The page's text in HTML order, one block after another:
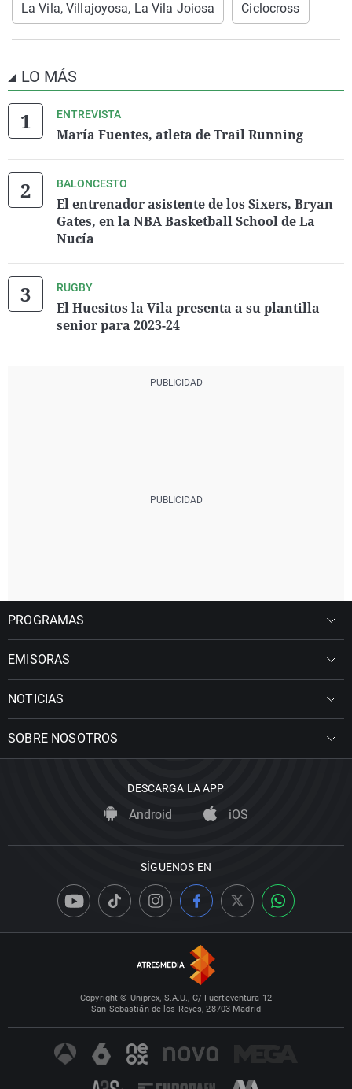
La Vila, Villajoyosa, La Vila Joiosa Ciclocross
LO MÁS
ENTREVISTA
María Fuentes, atleta de Trail Running
BALONCESTO
El entrenador asistente de los Sixers, Bryan
Gates, en la NBA Basketball School de La
Nucía
RUGBY
El Huesitos la Vila presenta a su plantilla
senior para 2023-24
PROGRAMAS
EMISORAS
NOTICIAS
SOBRE NOSOTROS
DESCARGA LA APP
Android iOS
SÍGUENOS EN
Copyright © Uniprex, S.A.U., C/ Fuerteventura 12
San Sebastián de los Reyes, 28703 Madrid